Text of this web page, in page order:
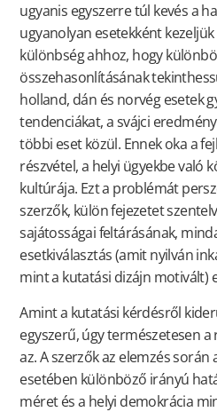
ugyanis egyszerre túl kevés a
ugyanolyan esetekként
különbség ahhoz, hogy
összehasonlításának
holland, dán és norvég esetek
tendenciákat, a svájci
többi eset közül. Ennek oka a
részvétel, a helyi ügyekbe való
kultúrája. Ezt a problémát
szerzők, külön fejezetet
sajátosságai feltárásának,
esetkiválasztás (amit nyilván
mint a kutatási dizájn motivált)
Amint a kutatási kérdésről
egyszerű, úgy természetesen a
az. A szerzők az elemzés
esetében különböző irányú
méret és a helyi demokrácia